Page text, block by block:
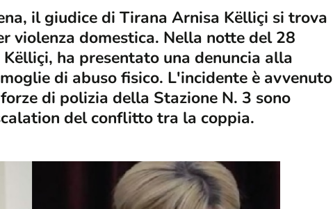
il giudice di Tirana Arnisa Këlliçi si trova
violenza domestica. Nella notte del 28
ha presentato una denuncia alla
di abuso fisico. L'incidente è avvenuto
di polizia della Stazione N. 3 sono
del conflitto tra la coppia.